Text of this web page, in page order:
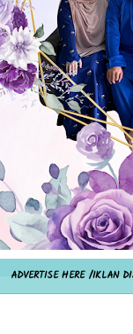
ADVERTISE HERE /IKLAN